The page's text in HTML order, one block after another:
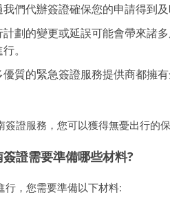
們代辦簽證確保您的申請得到
劃的變更或延誤可能會帶來諸
。
質的緊急簽證服務提供商都擁
證服務，您可以獲得無憂出行的
簽證需要準備哪些材料?
行，您需要準備以下材料: